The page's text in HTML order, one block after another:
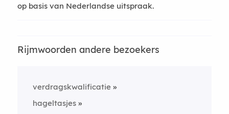
op basis van Nederlandse uitspraak.
Rijmwoorden andere bezoekers
verdragskwalificatie
hageltasjes